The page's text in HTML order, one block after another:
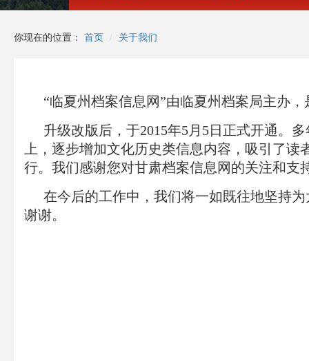
你现在的位置： 首页 关于我们
“临夏州档案信息网”由临夏州档案局主办
升级改版后，于2015年5月5日正式开通。
上，逐步增加文化历史类信息内容，吸引了
行。我们感谢您对甘肃档案信息网的关注和支
在今后的工作中，我们将一如既往地坚持
谢谢。